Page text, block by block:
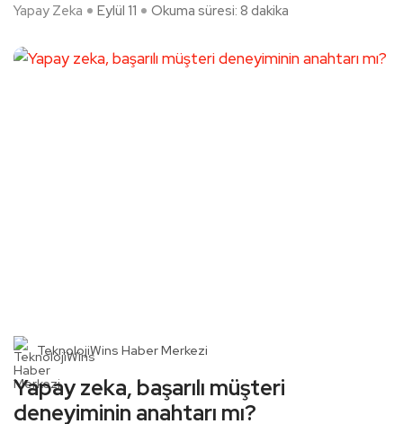
Yapay Zeka
Eylül 11 Okuma süresi: 8 dakika
TeknolojiWins Haber Merkezi
Yapay zeka, başarılı müşteri
deneyiminin anahtarı mı?